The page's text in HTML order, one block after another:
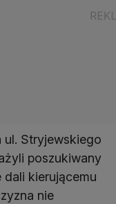
ul. Stryjewskiego
poszukiwany
kierującemu
nie